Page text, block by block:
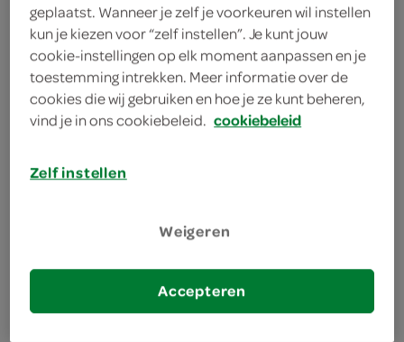
150 gram zelfrijzend bakmeel
2 eieren
2 eetlepels oploskoffiepoeder
voor espresso
150 gram zachte boter
geplaatst. Wanneer je zelf je voorkeuren wil instellen
kun je kiezen voor “zelf instellen”. Je kunt jouw
cookie-instellingen op elk moment aanpassen en je
toestemming intrekken. Meer informatie over de
cookies die wij gebruiken en hoe je ze kunt beheren,
vind je in ons cookiebeleid. cookiebeleid
Zelf instellen
Weigeren
Accepteren